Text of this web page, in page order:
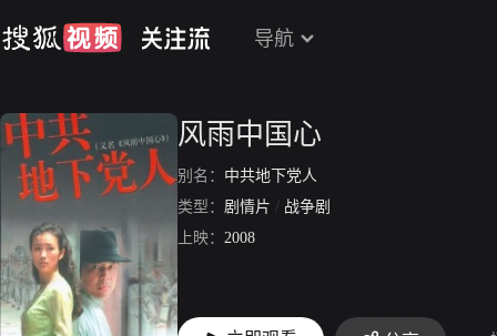
导航
风雨中国心
别名： 中共地下党人
类型： 剧情片 / 战争剧
上映： 2008